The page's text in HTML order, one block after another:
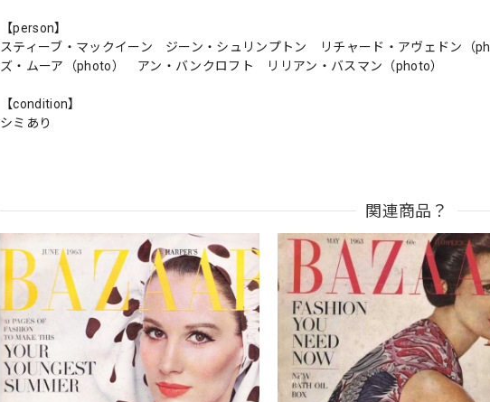
【person】
スティーブ・マックイーン ジーン・シュリンプトン リチャード・アヴェドン
ズ・ムーア（photo） アン・バンクロフト リリアン・バスマン（photo）
【condition】
シミあり
関連商品？